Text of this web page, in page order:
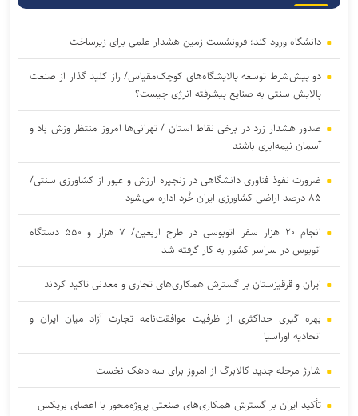
دانشگاه ورود کند؛ فرونشست زمین هشدار علمی برای زیرساخت
دو پیش‌شرط توسعه پالایشگاه‌های کوچک‌مقیاس/ راز کلید گذار از صنعت
پالایش سنتی به صنایع پیشرفته انرژی چیست؟
صدور هشدار زرد در برخی نقاط استان / تهرانی‌ها امروز منتظر وزش باد و
آسمان نیمه‌ابری باشند
ضرورت نفوذ فناوری دانشگاهی در زنجیره ارزش و عبور از کشاورزی سنتی/
۸۵ درصد اراضی کشاورزی ایران خُرد اداره می‌شود
انجام ۲۰ هزار سفر اتوبوسی در طرح اربعین/ ۷ هزار و ۵۵۰ دستگاه
اتوبوس در سراسر کشور به کار گرفته شد
ایران و قرقیزستان بر گسترش همکاری‌های تجاری و معدنی تاکید کردند
بهره گیری حداکثری از ظرفیت موافقت‌نامه تجارت آزاد میان ایران و
اتحادیه اوراسیا
شارژ مرحله جدید کالابرگ از امروز برای سه دهک نخست
تأکید ایران بر گسترش همکاری‌های صنعتی پروژه‌محور با اعضای بریکس